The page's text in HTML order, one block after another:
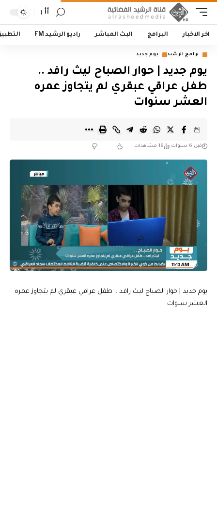
أأ
اخر الاخبار البرامج البث المباشر راديو الرشيد FM
برامج الرشيد يوم جديد
يوم جديد | حوار الصباح ليث رافد ..
طفل عراقي عبقري لم يتجاوز عمره
العشر سنوات
قبل 6 سنوات 18 مشاهدات
يوم جديد | حوار الصباح ليث رافد .. طفل عراقي عبقري لم يتجاوز عمره
العشر سنوات